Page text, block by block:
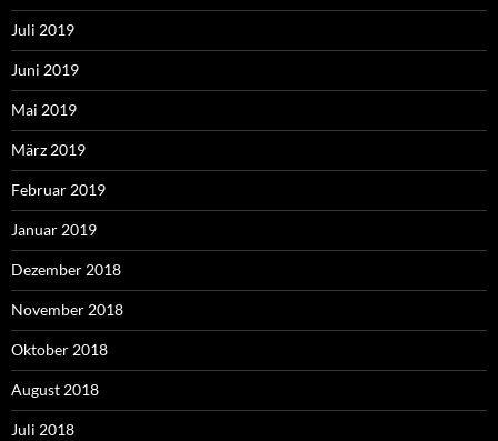
Juli 2019
Juni 2019
Mai 2019
März 2019
Februar 2019
Januar 2019
Dezember 2018
November 2018
Oktober 2018
August 2018
Juli 2018